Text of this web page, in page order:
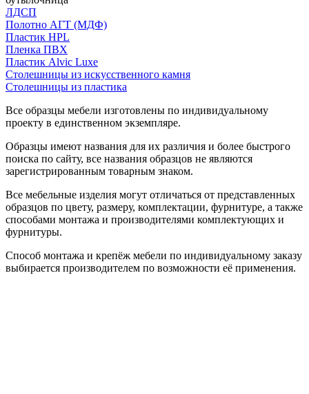
ЛДСП
Полотно АГТ (МДФ)
Пластик HPL
Пленка ПВХ
Пластик Alvic Luxe
Столешницы из искусственного камня
Столешницы из пластика
Все образцы мебели изготовлены по индивидуальному
проекту в единственном экземпляре.
Образцы имеют названия для их различия и более быстрого
поиска по сайту, все названия образцов не являются
зарегистрированным товарным знаком.
Все мебельные изделия могут отличаться от представленных
образцов по цвету, размеру, комплектации, фурнитуре, а также
способами монтажа и производителями комплектующих и
фурнитуры.
Способ монтажа и крепёж мебели по индивидуальному заказу
выбирается производителем по возможности её применения.